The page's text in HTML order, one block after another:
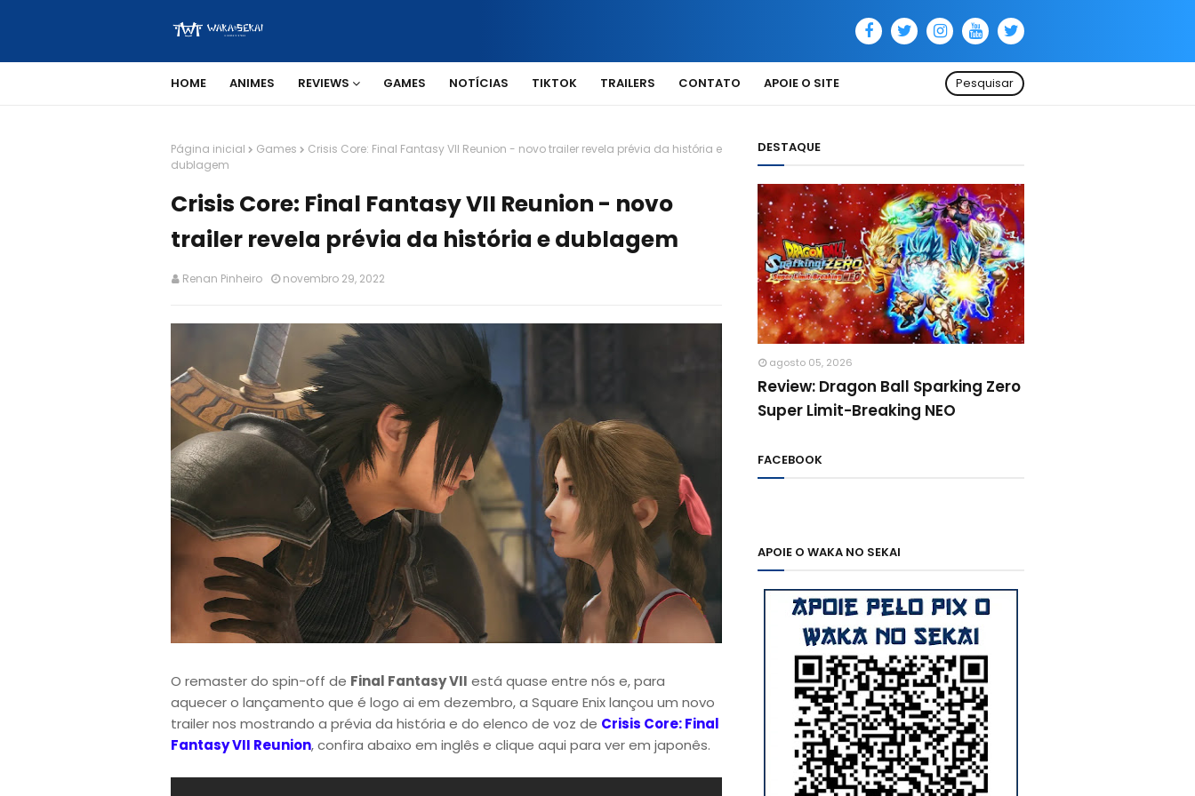
HOME ANIMES REVIEWS GAMES NOTÍCIAS TIKTOK TRAILERS CONTATO APOIE O SITE Pesquisar
Página inicial Games
Crisis Core: Final Fantasy VII Reunion - novo trailer revela prévia da história e
dublagem
Crisis Core: Final Fantasy VII Reunion - novo
trailer revela prévia da história e dublagem
Renan Pinheiro novembro 29, 2022
O remaster do spin-off de Final Fantasy VII está quase entre nós e, para
aquecer o lançamento que é logo ai em dezembro, a Square Enix lançou um novo
trailer nos mostrando a prévia da história e do elenco de voz de Crisis Core: Final
Fantasy VII Reunion, confira abaixo em inglês e clique aqui para ver em japonês.
DESTAQUE
agosto 05, 2026
Review: Dragon Ball Sparking Zero
Super Limit-Breaking NEO
FACEBOOK
APOIE O WAKA NO SEKAI